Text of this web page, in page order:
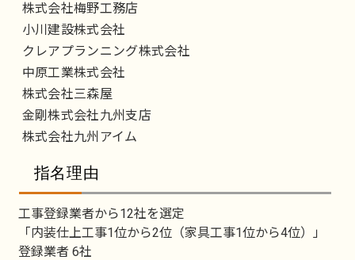
株式会社梅野工務店
小川建設株式会社
クレアプランニング株式会社
中原工業株式会社
株式会社三森屋
金剛株式会社九州支店
株式会社九州アイム
指名理由
工事登録業者から12社を選定
「内装仕上工事1位から2位（家具工事1位から4位）」
登録業者 6社